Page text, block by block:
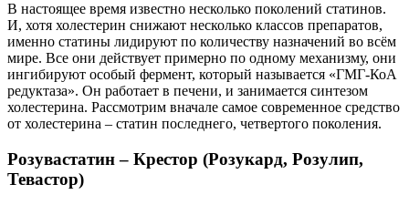
В настоящее время известно несколько поколений статинов.
И, хотя холестерин снижают несколько классов препаратов,
именно статины лидируют по количеству назначений во всём
мире. Все они действует примерно по одному механизму, они
ингибируют особый фермент, который называется «ГМГ-КоА
редуктаза». Он работает в печени, и занимается синтезом
холестерина. Рассмотрим вначале самое современное средство
от холестерина – статин последнего, четвертого поколения.
Розувастатин – Крестор (Розукард, Розулип,
Тевастор)